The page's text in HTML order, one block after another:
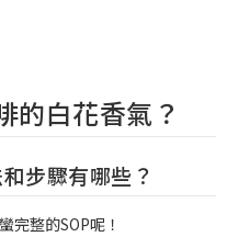
的白花香氣？
步驟有哪些？
完整的SOP呢！